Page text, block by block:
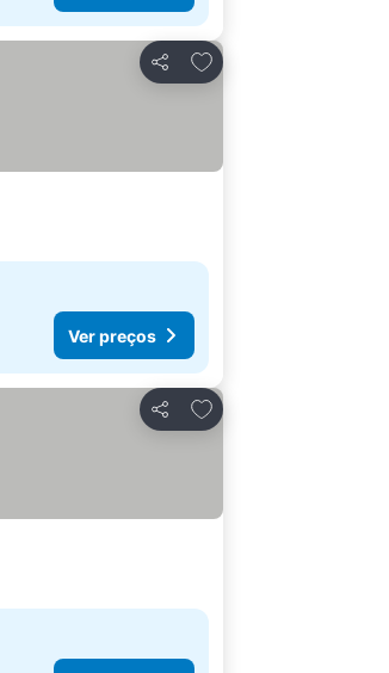
Partilhar
Adicionar aos favoritos
Ver preços
Partilhar
Adicionar aos favoritos